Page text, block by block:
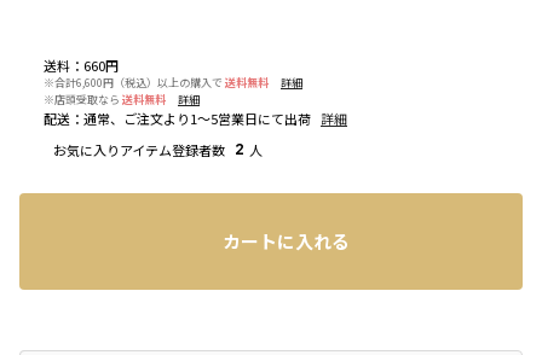
送料 ： 660円
※合計6,600円（税込）以上の購入で 送料無料
詳細
※店頭受取なら 送料無料 詳細
配送 ： 通常、ご注文より1～5営業日にて出荷 詳細
お気に入りアイテム登録者数 2 人
カートに入れる